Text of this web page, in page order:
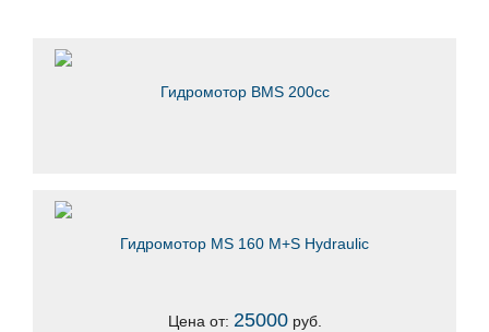
Гидромотор BMS 200сс
Гидромотор MS 160 M+S Hydraulic
Цена от: 25000руб.